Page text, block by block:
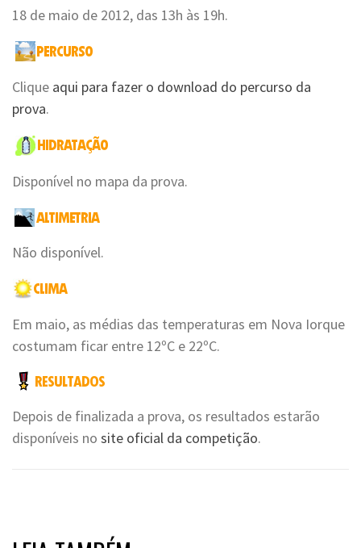
18 de maio de 2012, das 13h às 19h.
Clique aqui para fazer o download do percurso da
prova.
Disponível no mapa da prova.
Não disponível.
Em maio, as médias das temperaturas em Nova Iorque
costumam ficar entre 12ºC e 22ºC.
Depois de finalizada a prova, os resultados estarão
disponíveis no site oficial da competição.